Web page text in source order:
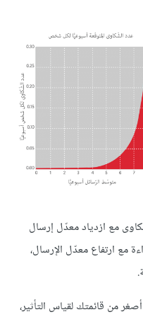
مع ازدياد معدّل إرسال
مع ارتفاع معدّل الإرسال،
من قائمتك لقياس التأثير،